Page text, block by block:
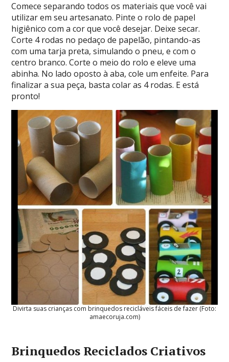
Comece separando todos os materiais que você vai
utilizar em seu artesanato. Pinte o rolo de papel
higiênico com a cor que você desejar. Deixe secar.
Corte 4 rodas no pedaço de papelão, pintando-as
com uma tarja preta, simulando o pneu, e com o
centro branco. Corte o meio do rolo e eleve uma
abinha. No lado oposto à aba, cole um enfeite. Para
finalizar a sua peça, basta colar as 4 rodas. E está
pronto!
Divirta suas crianças com brinquedos recicláveis fáceis de fazer (Foto:
amaecoruja.com)
Brinquedos Reciclados Criativos